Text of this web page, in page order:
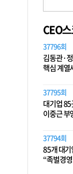
CEO
37796회
김동관·
핵심 계열
37795회
대기업
이중근 부
37794회
85개 대
“족벌경